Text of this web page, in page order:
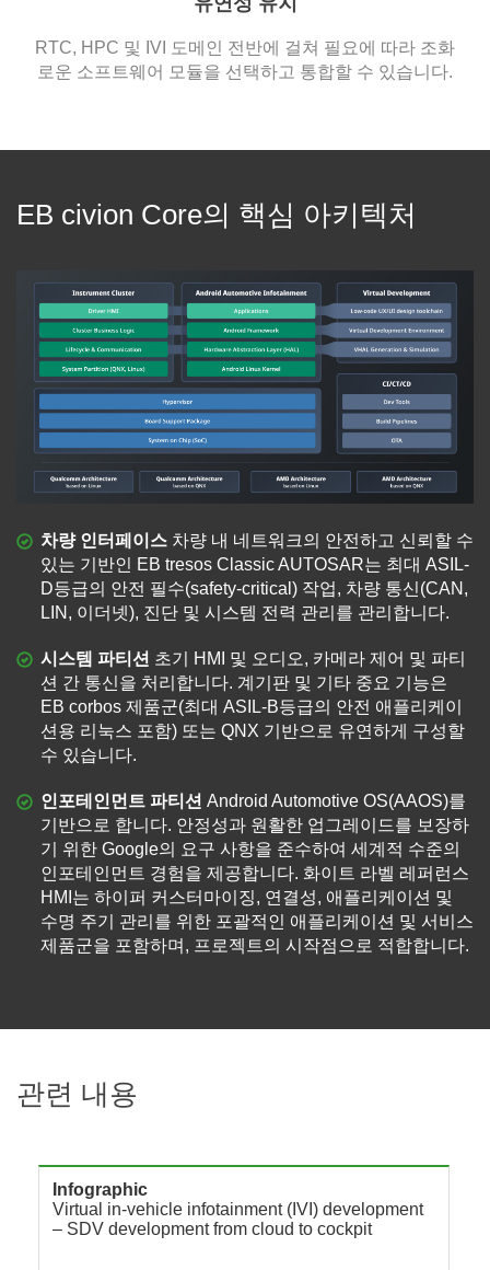
RTC, HPC 및 IVI 도메인 전반에 걸쳐 필요에 따라 조화
로운 소프트웨어 모듈을 선택하고 통합할 수 있습니다.
EB civion Core의 핵심 아키텍처
차량 인터페이스 차량 내 네트워크의 안전하고 신뢰할 수
있는 기반인 EB tresos Classic AUTOSAR는 최대 ASIL-
D등급의 안전 필수(safety-critical) 작업, 차량 통신(CAN,
LIN, 이더넷), 진단 및 시스템 전력 관리를 관리합니다.
시스템 파티션 초기 HMI 및 오디오, 카메라 제어 및 파티
션 간 통신을 처리합니다. 계기판 및 기타 중요 기능은
EB corbos 제품군(최대 ASIL-B등급의 안전 애플리케이
션용 리눅스 포함) 또는 QNX 기반으로 유연하게 구성할
수 있습니다.
인포테인먼트 파티션 Android Automotive OS(AAOS)를
기반으로 합니다. 안정성과 원활한 업그레이드를 보장하
기 위한 Google의 요구 사항을 준수하여 세계적 수준의
인포테인먼트 경험을 제공합니다. 화이트 라벨 레퍼런스
HMI는 하이퍼 커스터마이징, 연결성, 애플리케이션 및
수명 주기 관리를 위한 포괄적인 애플리케이션 및 서비스
제품군을 포함하며, 프로젝트의 시작점으로 적합합니다.
관련 내용
Infographic
Virtual in-vehicle infotainment (IVI) development
– SDV development from cloud to cockpit